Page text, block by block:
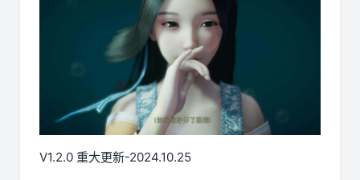
V1.2.0 重大更新-2024.10.25